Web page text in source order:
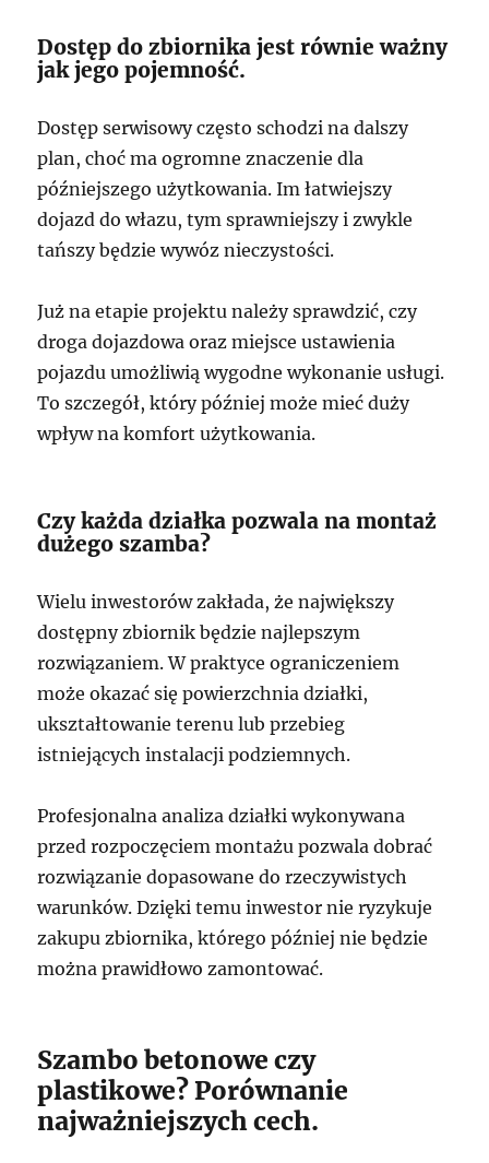
Dostęp do zbiornika jest równie ważny
jak jego pojemność.
Dostęp serwisowy często schodzi na dalszy
plan, choć ma ogromne znaczenie dla
późniejszego użytkowania. Im łatwiejszy
dojazd do włazu, tym sprawniejszy i zwykle
tańszy będzie wywóz nieczystości.
Już na etapie projektu należy sprawdzić, czy
droga dojazdowa oraz miejsce ustawienia
pojazdu umożliwią wygodne wykonanie usługi.
To szczegół, który później może mieć duży
wpływ na komfort użytkowania.
Czy każda działka pozwala na montaż
dużego szamba?
Wielu inwestorów zakłada, że największy
dostępny zbiornik będzie najlepszym
rozwiązaniem. W praktyce ograniczeniem
może okazać się powierzchnia działki,
ukształtowanie terenu lub przebieg
istniejących instalacji podziemnych.
Profesjonalna analiza działki wykonywana
przed rozpoczęciem montażu pozwala dobrać
rozwiązanie dopasowane do rzeczywistych
warunków. Dzięki temu inwestor nie ryzykuje
zakupu zbiornika, którego później nie będzie
można prawidłowo zamontować.
Szambo betonowe czy
plastikowe? Porównanie
najważniejszych cech.